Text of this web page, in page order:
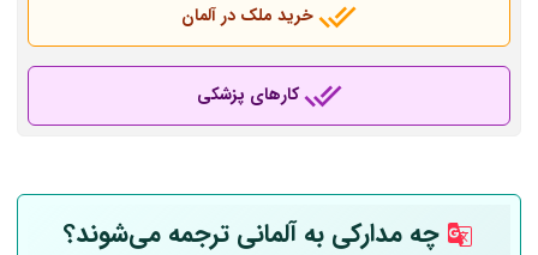
خرید ملک در آلمان
کارهای پزشکی
چه مدارکی بهآلمانی ترجمه می‌شوند؟